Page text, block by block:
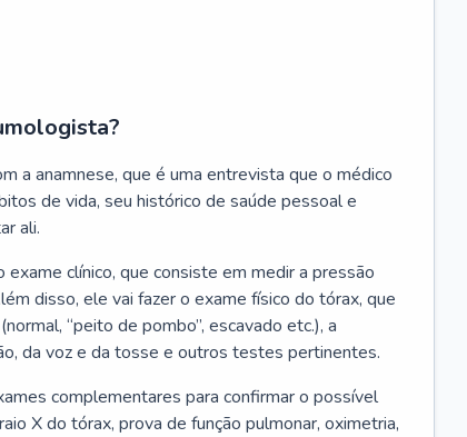
a anamnese, que é uma entrevista que o médico
de vida, seu histórico de saúde pessoal e
ali.
clínico, que consiste em medir a pressão
disso, ele vai fazer o exame físico do tórax, que
“peito de pombo”, escavado etc.), a
da voz e da tosse e outros testes pertinentes.
complementares para confirmar o possível
X do tórax, prova de função pulmonar, oximetria,